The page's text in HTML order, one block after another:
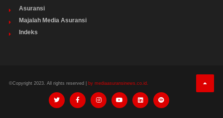
Asuransi
Majalah Media Asuransi
Indeks
©Copyright 2023. All rights reserved | by mediaasuransinews.co.id.